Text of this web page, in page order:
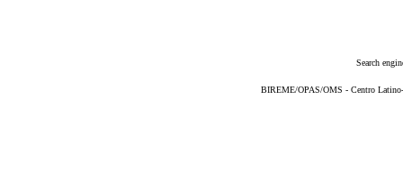
Search
BIREME/OPAS/OMS - Centro Latino-